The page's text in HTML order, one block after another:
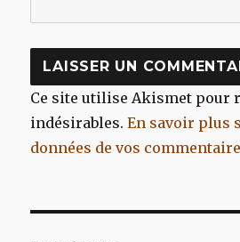
Ce site utilise Akismet pour
indésirables.En savoir plus
données de vos